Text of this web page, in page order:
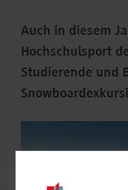
Auch in diesem
Hochschulsport
Studierende und